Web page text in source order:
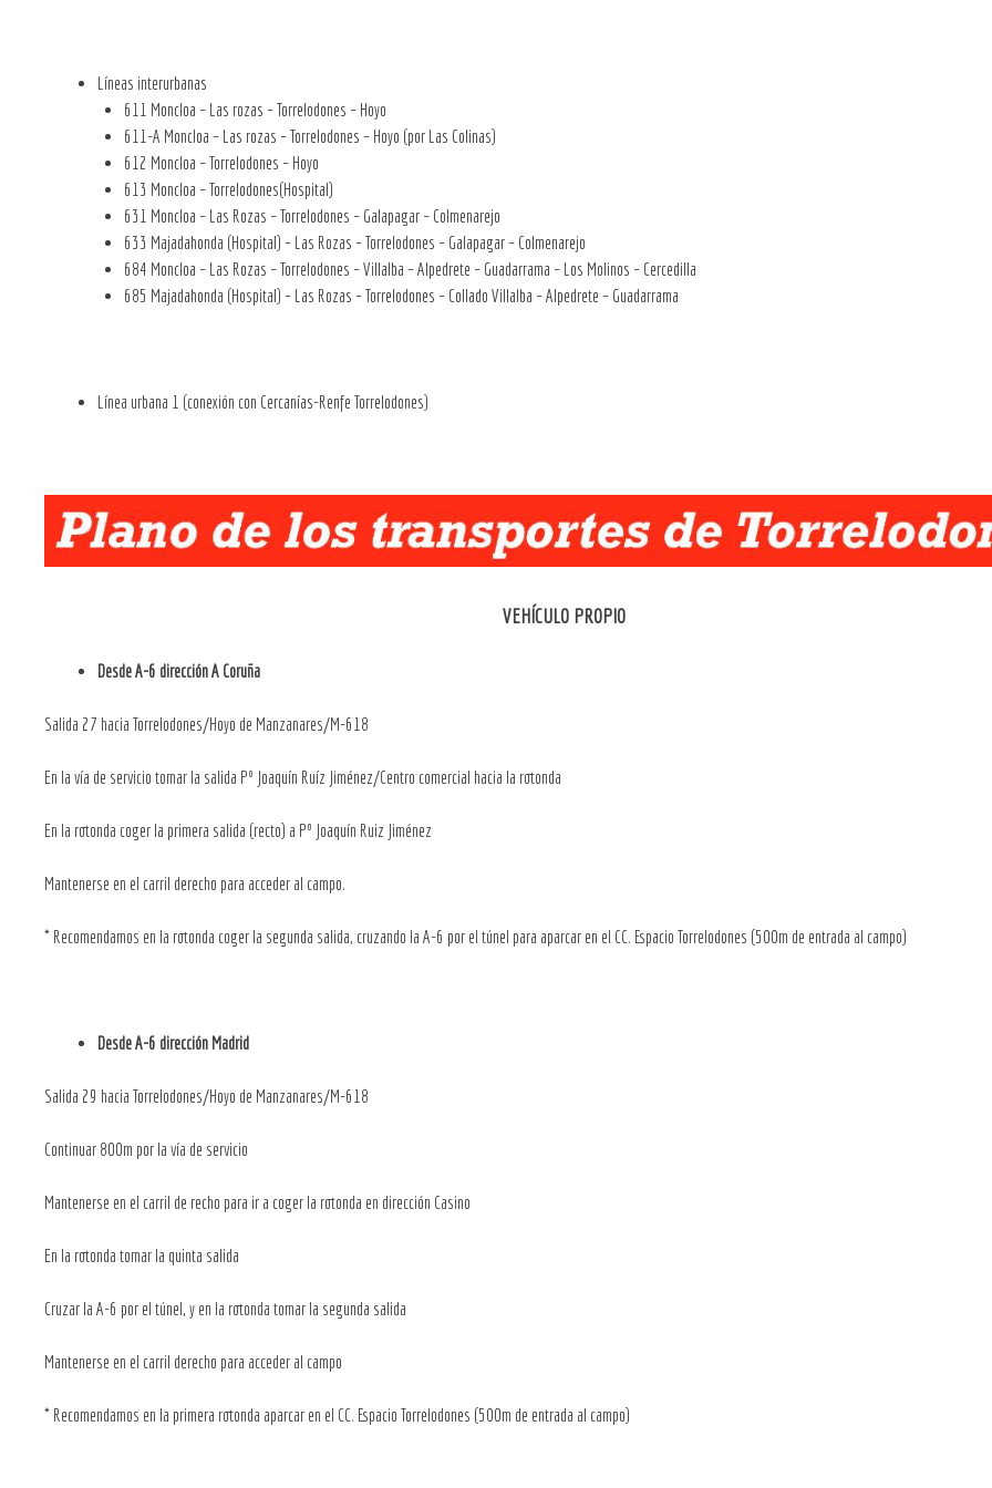
Líneas interurbanas
611 Moncloa – Las rozas – Torrelodones – Hoyo
611-A Moncloa – Las rozas – Torrelodones – Hoyo (por Las Colinas)
612 Moncloa – Torrelodones – Hoyo
613 Moncloa – Torrelodones(Hospital)
631 Moncloa – Las Rozas – Torrelodones – Galapagar – Colmenarejo
633 Majadahonda (Hospital) – Las Rozas – Torrelodones – Galapagar – Colmenarejo
684 Moncloa – Las Rozas – Torrelodones – Villalba – Alpedrete – Guadarrama – Los Molinos – Cercedilla
685 Majadahonda (Hospital) – Las Rozas – Torrelodones – Collado Villalba – Alpedrete – Guadarrama
Línea urbana 1 (conexión con Cercanías-Renfe Torrelodones)
VEHÍCULO PROPIO
Desde A-6 dirección A Coruña
Salida 27 hacia Torrelodones/Hoyo de Manzanares/M-618
En la vía de servicio tomar la salida Pº Joaquín Ruíz Jiménez/Centro comercial hacia la rotonda
En la rotonda coger la primera salida (recto) a Pº Joaquín Ruiz Jiménez
Mantenerse en el carril derecho para acceder al campo.
* Recomendamos en la rotonda coger la segunda salida, cruzando la A-6 por el túnel para aparcar en el CC. Espacio Torrelodones (500m de entrada al campo)
Desde A-6 dirección Madrid
Salida 29 hacia Torrelodones/Hoyo de Manzanares/M-618
Continuar 800m por la vía de servicio
Mantenerse en el carril de recho para ir a coger la rotonda en dirección Casino
En la rotonda tomar la quinta salida
Cruzar la A-6 por el túnel, y en la rotonda tomar la segunda salida
Mantenerse en el carril derecho para acceder al campo
* Recomendamos en la primera rotonda aparcar en el CC. Espacio Torrelodones (500m de entrada al campo)